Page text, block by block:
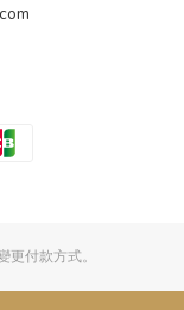
付款方式。